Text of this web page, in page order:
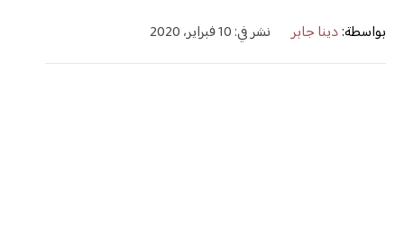
بواسطة:دينا جابر نشر في: 10 فبراير، 2020